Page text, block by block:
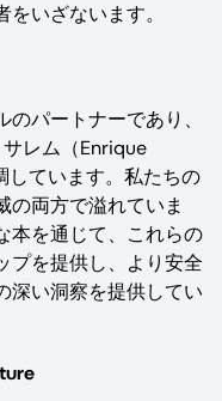
いざないます。
パートナーであり、
レム（Enrique
しています。私たちの
の両方で溢れていま
本を通じて、これらの
プを提供し、より安全
深い洞察を提供してい